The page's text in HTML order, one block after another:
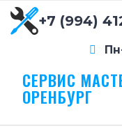
+7 (994)
СЕРВИС
ОРЕНБУРГ